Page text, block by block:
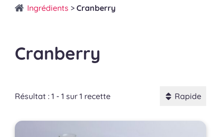
Ingrédients > Cranberry
Cranberry
Résultat : 1 - 1 sur 1 recette Rapide